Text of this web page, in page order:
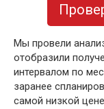
Мы провели
отобразили
интервалом по
заранее
самой низкой